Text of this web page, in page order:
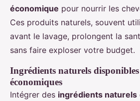
économique pour nourrir les
Ces produits naturels, souvent
avant le lavage, prolongent la
sans faire exploser votre budget.
Ingrédients naturels
économiques
Intégrer des ingrédients naturels